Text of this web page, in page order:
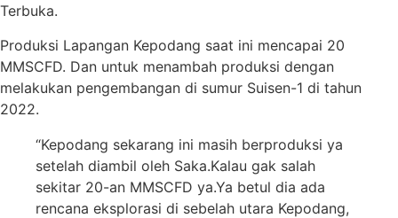
Terbuka.
Produksi Lapangan Kepodang saat ini mencapai 20
MMSCFD. Dan untuk menambah produksi dengan
melakukan pengembangan di sumur Suisen-1 di tahun
2022.
“Kepodang sekarang ini masih berproduksi ya
setelah diambil oleh Saka.Kalau gak salah
sekitar 20-an MMSCFD ya.Ya betul dia ada
rencana eksplorasi di sebelah utara Kepodang,